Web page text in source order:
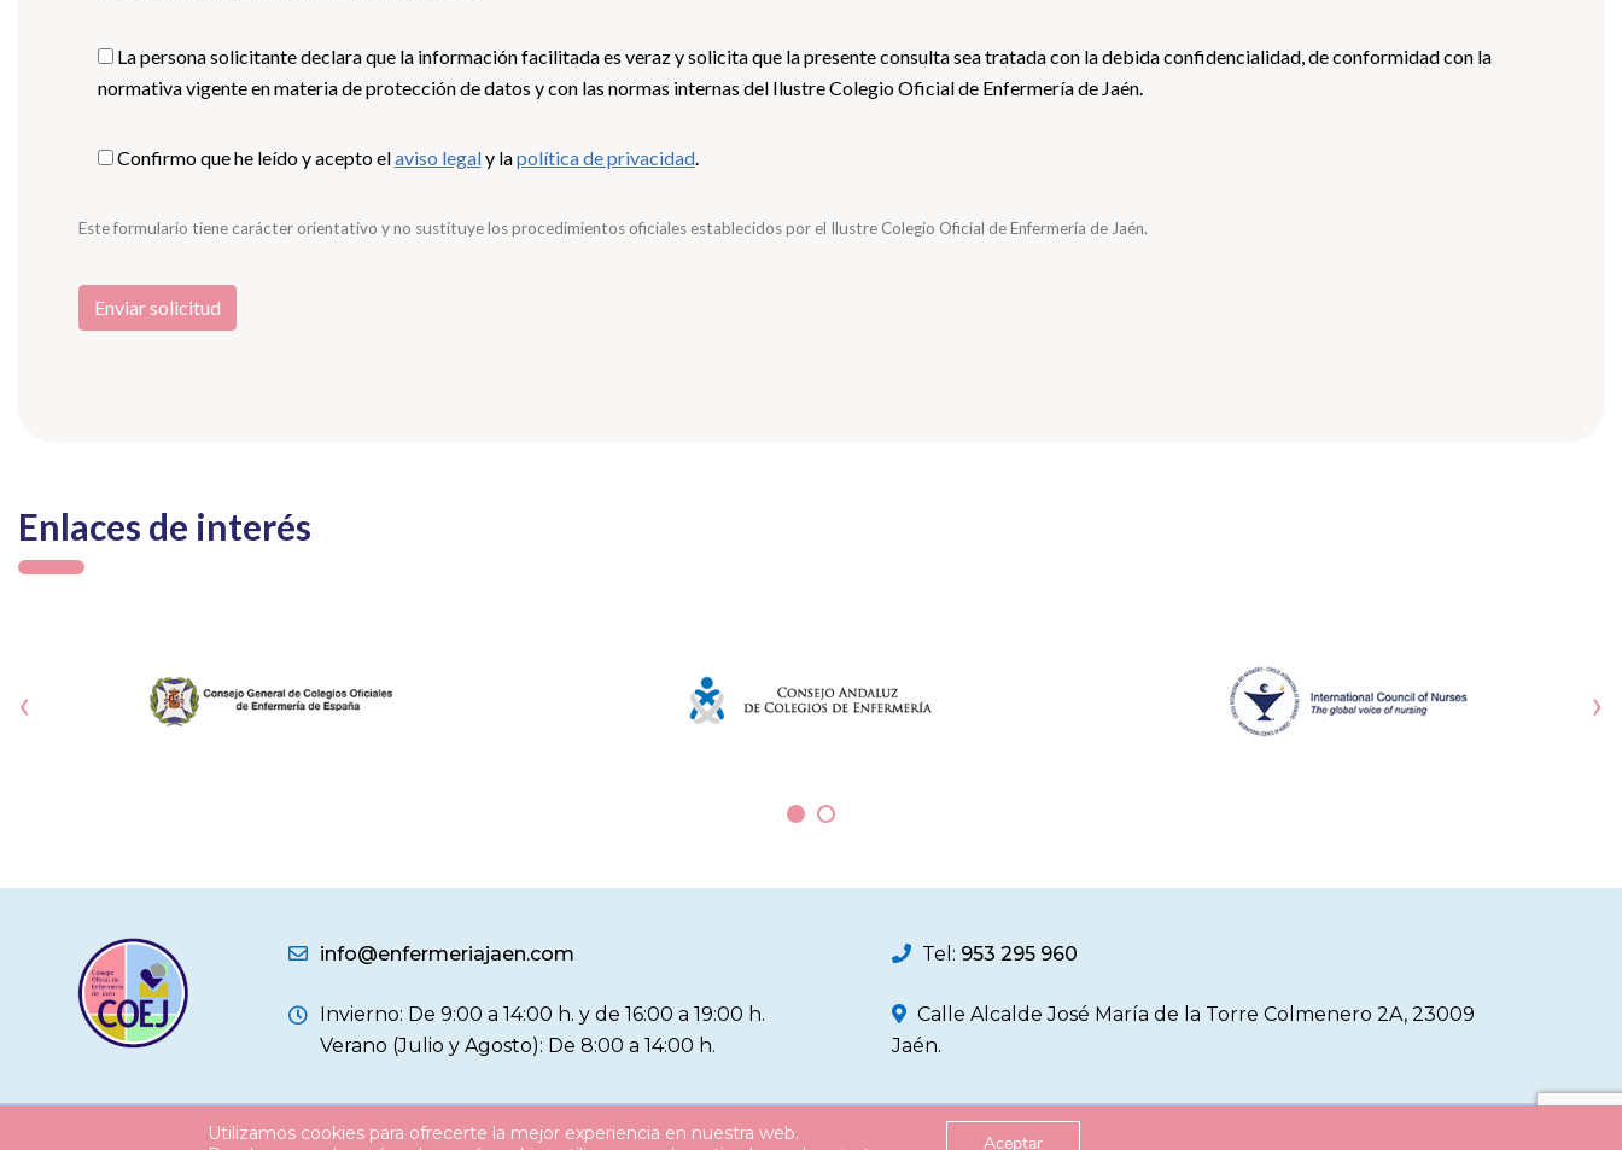
La persona solicitante declara que la información facilitada es veraz y solicita que la presente consulta sea tratada con la debida confidencialidad, de conformidad con la
normativa vigente en materia de protección de datos y con las normas internas del Ilustre Colegio Oficial de Enfermería de Jaén.
Confirmo que he leído y acepto elaviso legaly lapolítica de privacidad.
Este formulario tiene carácter orientativo y no sustituye los procedimientos oficiales establecidos por el Ilustre Colegio Oficial de Enfermería de Jaén.
Enlaces de interés
‹ ›
info@enfermeriajaen.com
Invierno: De 9:00 a 14:00 h. y de 16:00 a 19:00 h.
Verano (Julio y Agosto): De 8:00 a 14:00 h.
Tel: 953 295 960
Calle Alcalde José María de la Torre Colmenero 2A, 23009
Jaén.
© 2026 Colegio Oficial Enfermería Jaén Política de Cookies
Utilizamos cookies para ofrecerte la mejor experiencia en nuestra web.
Aceptar